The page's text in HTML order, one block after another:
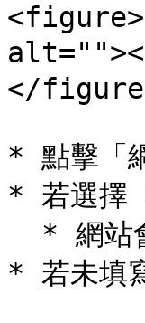
</
* 點擊「
* 若選擇
* 若未填